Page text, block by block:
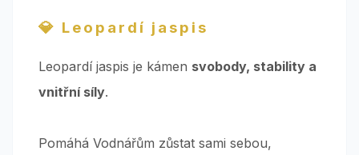
💎 Leopardí jaspis
Leopardí jaspis je kámen svobody, stability a
vnitřní síly.
Pomáhá Vodnářům zůstat sami sebou,